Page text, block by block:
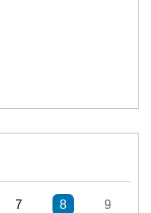
7 8 9